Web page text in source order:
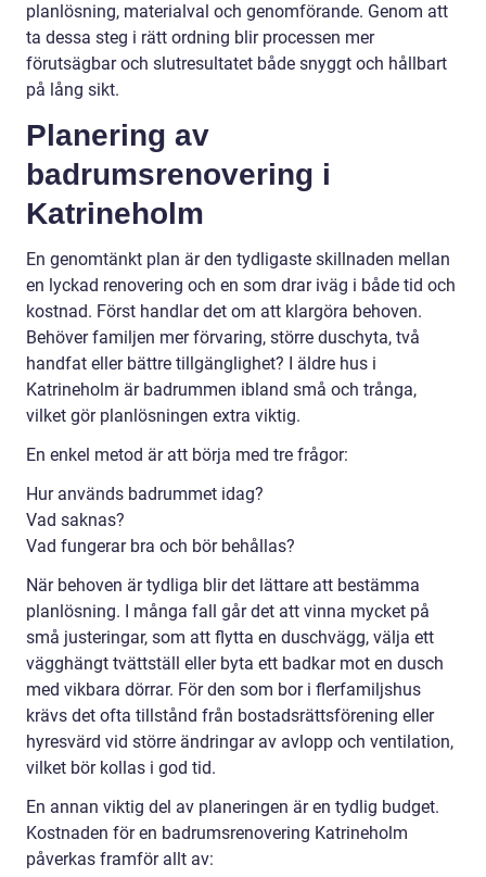
planlösning, materialval och genomförande. Genom att
ta dessa steg i rätt ordning blir processen mer
förutsägbar och slutresultatet både snyggt och hållbart
på lång sikt.
Planering av
badrumsrenovering i
Katrineholm
En genomtänkt plan är den tydligaste skillnaden mellan
en lyckad renovering och en som drar iväg i både tid och
kostnad. Först handlar det om att klargöra behoven.
Behöver familjen mer förvaring, större duschyta, två
handfat eller bättre tillgänglighet? I äldre hus i
Katrineholm är badrummen ibland små och trånga,
vilket gör planlösningen extra viktig.
En enkel metod är att börja med tre frågor:
Hur används badrummet idag?
Vad saknas?
Vad fungerar bra och bör behållas?
När behoven är tydliga blir det lättare att bestämma
planlösning. I många fall går det att vinna mycket på
små justeringar, som att flytta en duschvägg, välja ett
vägghängt tvättställ eller byta ett badkar mot en dusch
med vikbara dörrar. För den som bor i flerfamiljshus
krävs det ofta tillstånd från bostadsrättsförening eller
hyresvärd vid större ändringar av avlopp och ventilation,
vilket bör kollas i god tid.
En annan viktig del av planeringen är en tydlig budget.
Kostnaden för en badrumsrenovering Katrineholm
påverkas framför allt av: